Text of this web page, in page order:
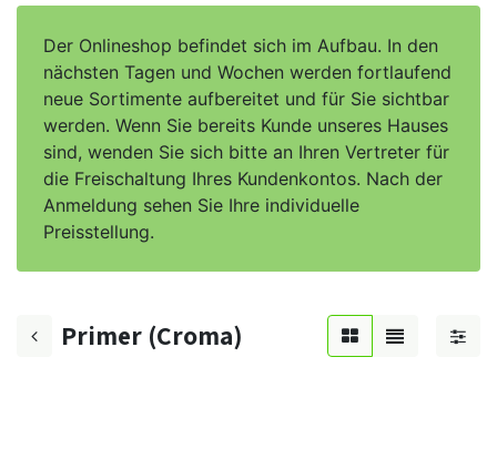
Der Onlineshop befindet sich im Aufbau. In den
nächsten Tagen und Wochen werden fortlaufend
neue Sortimente aufbereitet und für Sie sichtbar
werden. Wenn Sie bereits Kunde unseres Hauses
sind, wenden Sie sich bitte an Ihren Vertreter für
die Freischaltung Ihres Kundenkontos. Nach der
Anmeldung sehen Sie Ihre individuelle
Preisstellung.
Primer (Croma)